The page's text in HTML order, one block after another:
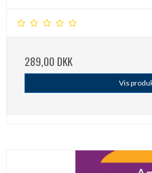
289,00 DKK
Vis